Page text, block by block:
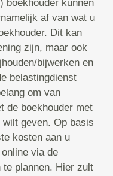
boekhouder kunnen
af van wat u
Dit kan
zijn, maar ook
bijwerken en
belastingdienst
om van
de boekhouder met
geven. Op basis
kosten aan u
via de
te plannen. Hier zult